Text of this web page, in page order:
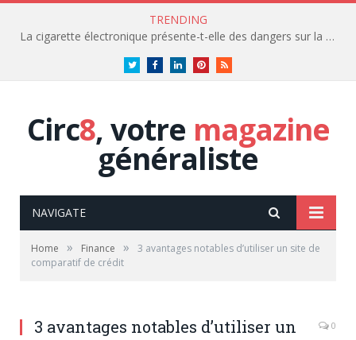
TRENDING
La cigarette électronique présente-t-elle des dangers sur la santé?
TwitterFacebookLinkedInPinterestRSS
Circ8, votre magazine
généraliste
NAVIGATE
Home » Finance »
3 avantages notables d’utiliser un site de
comparatif de crédit
3 avantages notables d’utiliser un
0